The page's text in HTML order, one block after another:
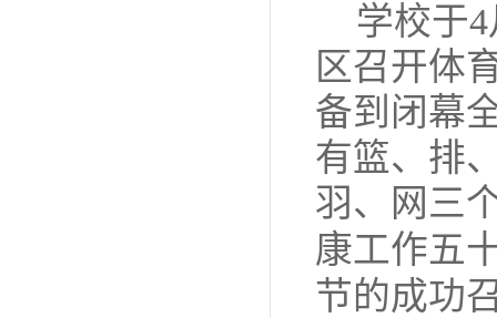
学校于4
区召开体
备到闭幕
有篮、排
羽、网三
康工作五
节的成功